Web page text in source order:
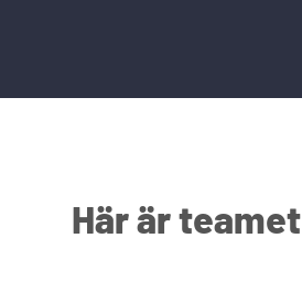
Här är teamet